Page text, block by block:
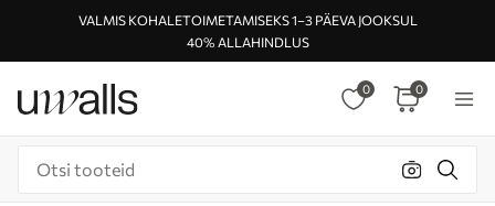
VALMIS KOHALETOIMETAMISEKS 1–3 PÄEVA JOOKSUL
40% ALLAHINDLUS
0 0